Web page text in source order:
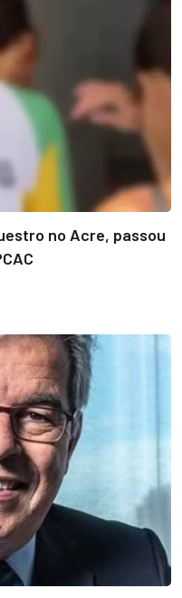
no Acre, passou